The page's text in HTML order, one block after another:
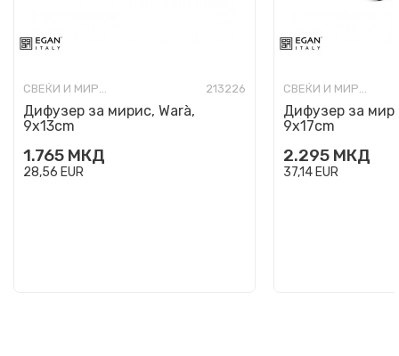
СВЕЌИ И МИРИСИ 213226
Дифузер за мирис, Warà,
9x13cm
1.765 МКД
28,56 EUR
СВЕЌИ И МИРИСИ
Дифузер за
9x17cm
2.295 МКД
37,14 EUR